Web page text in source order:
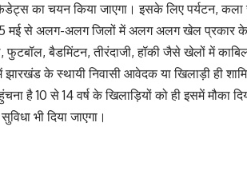
का चयन किया जाएगा। इसके लिए पर्यटन,
मई से अलग-अलग जिलों में अलग अलग खेल प्रकार के
फुटबॉल, बैडमिंटन, तीरंदाजी, हॉकी जैसे खेलों में
झारखंड के स्थायी निवासी आवेदक या खिलाड़ी ही
है 10 से 14 वर्ष के खिलाड़ियों को ही इसमें मौका
भी दिया जाएगा।